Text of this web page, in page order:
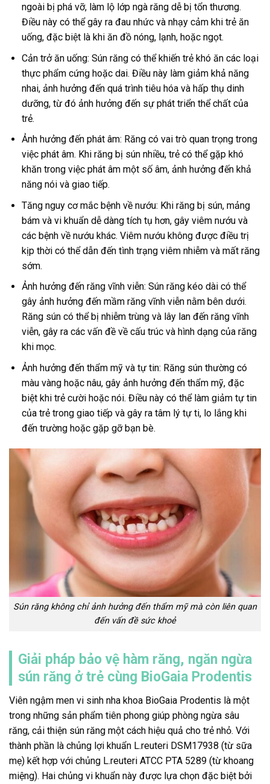
ngoài bị phá vỡ, làm lộ lớp ngà răng dễ bị tổn thương.
Điều này có thể gây ra đau nhức và nhạy cảm khi trẻ ăn
uống, đặc biệt là khi ăn đồ nóng, lạnh, hoặc ngọt.
Cản trở ăn uống: Sún răng có thể khiến trẻ khó ăn các loại
thực phẩm cứng hoặc dai. Điều này làm giảm khả năng
nhai, ảnh hưởng đến quá trình tiêu hóa và hấp thụ dinh
dưỡng, từ đó ảnh hưởng đến sự phát triển thể chất của
trẻ.
Ảnh hưởng đến phát âm: Răng có vai trò quan trọng trong
việc phát âm. Khi răng bị sún nhiều, trẻ có thể gặp khó
khăn trong việc phát âm một số âm, ảnh hưởng đến khả
năng nói và giao tiếp.
Tăng nguy cơ mắc bệnh về nướu: Khi răng bị sún, mảng
bám và vi khuẩn dễ dàng tích tụ hơn, gây viêm nướu và
các bệnh về nướu khác. Viêm nướu không được điều trị
kịp thời có thể dẫn đến tình trạng viêm nhiễm và mất răng
sớm.
Ảnh hưởng đến răng vĩnh viễn: Sún răng kéo dài có thể
gây ảnh hưởng đến mầm răng vĩnh viễn nằm bên dưới.
Răng sún có thể bị nhiễm trùng và lây lan đến răng vĩnh
viễn, gây ra các vấn đề về cấu trúc và hình dạng của răng
khi mọc.
Ảnh hưởng đến thẩm mỹ và tự tin: Răng sún thường có
màu vàng hoặc nâu, gây ảnh hưởng đến thẩm mỹ, đặc
biệt khi trẻ cười hoặc nói. Điều này có thể làm giảm tự tin
của trẻ trong giao tiếp và gây ra tâm lý tự ti, lo lắng khi
đến trường hoặc gặp gỡ bạn bè.
Sún răng không chỉ ảnh hưởng đến thẩm mỹ mà còn liên quan
đến vấn đề sức khoẻ
Giải pháp bảo vệ hàm răng, ngăn ngừa
sún răng ở trẻ cùng BioGaia Prodentis
Viên ngậm men vi sinh nha khoa BioGaia Prodentis là một
trong những sản phẩm tiên phong giúp phòng ngừa sâu
răng, cải thiện sún răng một cách hiệu quả cho trẻ nhỏ. Với
thành phần là chủng lợi khuẩn L.reuteri DSM17938 (từ sữa
mẹ) kết hợp với chủng L.reuteri ATCC PTA 5289 (từ khoang
miệng). Hai chủng vi khuẩn này được lựa chọn đặc biệt bởi